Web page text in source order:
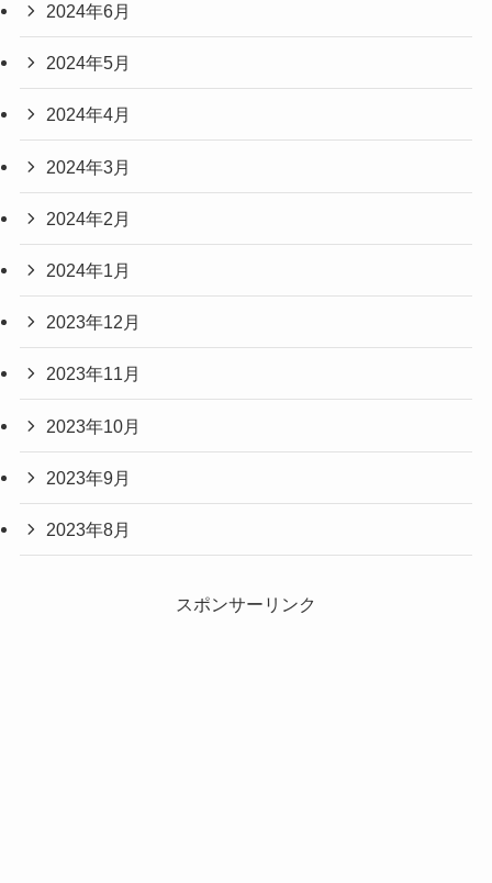
2024年6月
2024年5月
2024年4月
2024年3月
2024年2月
2024年1月
2023年12月
2023年11月
2023年10月
2023年9月
2023年8月
スポンサーリンク